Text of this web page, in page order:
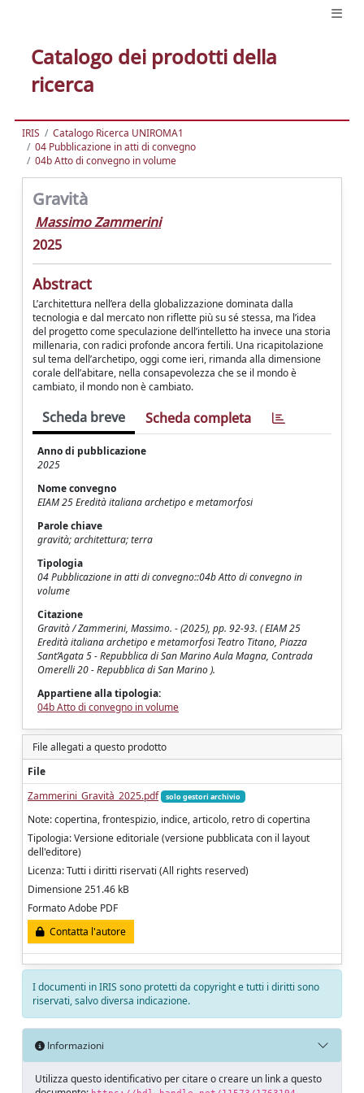
Catalogo dei prodotti della
ricerca
IRIS
Catalogo Ricerca UNIROMA1
04 Pubblicazione in atti di convegno
04b Atto di convegno in volume
Gravità
Massimo Zammerini
2025
Abstract
L’architettura nell’era della globalizzazione dominata dalla
tecnologia e dal mercato non riflette più su sé stessa, ma l’idea
del progetto come speculazione dell’intelletto ha invece una storia
millenaria, con radici profonde ancora fertili. Una ricapitolazione
sul tema dell’archetipo, oggi come ieri, rimanda alla dimensione
corale dell’abitare, nella consapevolezza che se il mondo è
cambiato, il mondo non è cambiato.
Scheda breve Scheda completa
Anno di pubblicazione
2025
Nome convegno
EIAM 25 Eredità italiana archetipo e metamorfosi
Parole chiave
gravità; architettura; terra
Tipologia
04 Pubblicazione in atti di convegno::04b Atto di convegno in
volume
Citazione
Gravità / Zammerini, Massimo. - (2025), pp. 92-93. ( EIAM 25
Eredità italiana archetipo e metamorfosi Teatro Titano, Piazza
Sant’Agata 5 - Repubblica di San Marino Aula Magna, Contrada
Omerelli 20 - Repubblica di San Marino ).
Appartiene alla tipologia:
04b Atto di convegno in volume
File allegati a questo prodotto
File
Zammerini_Gravità_2025.pdf
solo gestori archivio
Note: copertina, frontespizio, indice, articolo, retro di copertina
Tipologia: Versione editoriale (versione pubblicata con il layout
dell'editore)
Licenza: Tutti i diritti riservati (All rights reserved)
Dimensione 251.46 kB
Formato Adobe PDF
Contatta l'autore
I documenti in IRIS sono protetti da copyright e tutti i diritti sono
riservati, salvo diversa indicazione.
Informazioni
Utilizza questo identificativo per citare o creare un link a questo